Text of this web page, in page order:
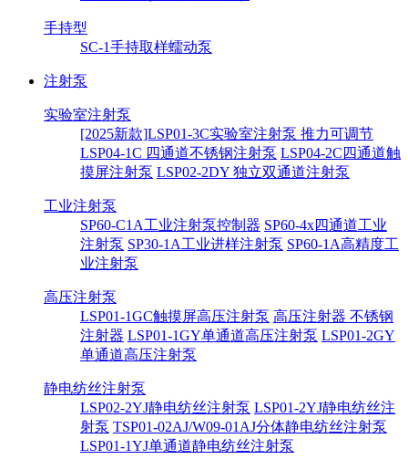
手持型
SC-1手持取样蠕动泵
注射泵
实验室注射泵
[2025新款]LSP01-3C实验室注射泵 推力可调节
LSP04-1C 四通道不锈钢注射泵 LSP04-2C四通道触
摸屏注射泵 LSP02-2DY 独立双通道注射泵
工业注射泵
SP60-C1A工业注射泵控制器 SP60-4x四通道工业
注射泵 SP30-1A工业进样注射泵 SP60-1A高精度工
业注射泵
高压注射泵
LSP01-1GC触摸屏高压注射泵 高压注射器 不锈钢
注射器 LSP01-1GY单通道高压注射泵 LSP01-2GY
单通道高压注射泵
静电纺丝注射泵
LSP02-2YJ静电纺丝注射泵 LSP01-2YJ静电纺丝注
射泵 TSP01-02AJ/W09-01AJ分体静电纺丝注射泵
LSP01-1YJ单通道静电纺丝注射泵